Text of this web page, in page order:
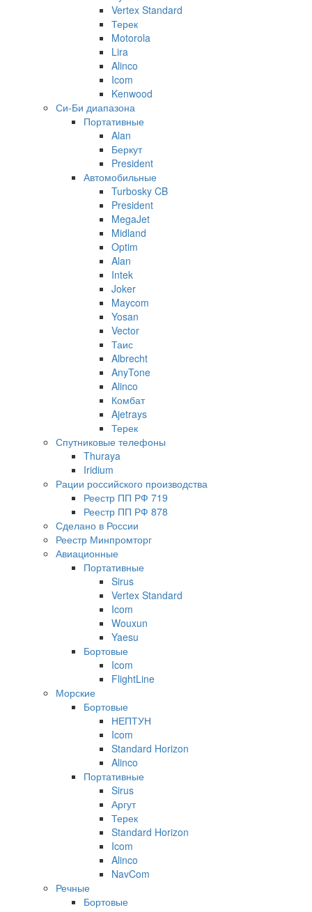
Vertex Standard
Терек
Motorola
Lira
Alinco
Icom
Kenwood
Си-Би диапазона
Портативные
Alan
Беркут
President
Автомобильные
Turbosky CB
President
MegaJet
Midland
Optim
Alan
Intek
Joker
Maycom
Yosan
Vector
Таис
Albrecht
AnyTone
Alinco
Комбат
Ajetrays
Терек
Спутниковые телефоны
Thuraya
Iridium
Рации российского производства
Реестр ПП РФ 719
Реестр ПП РФ 878
Сделано в России
Реестр Минпромторг
Авиационные
Портативные
Sirus
Vertex Standard
Icom
Wouxun
Yaesu
Бортовые
Icom
FlightLine
Морские
Бортовые
НЕПТУН
Icom
Standard Horizon
Alinco
Портативные
Sirus
Аргут
Терек
Standard Horizon
Icom
Alinco
NavCom
Речные
Бортовые